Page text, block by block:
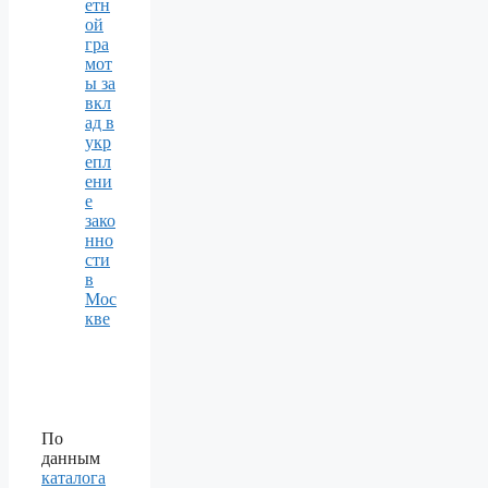
етн
ой
гра
мот
ы за
вкл
ад в
укр
епл
ени
е
зако
нно
сти
в
Мос
кве
По
данным
каталога